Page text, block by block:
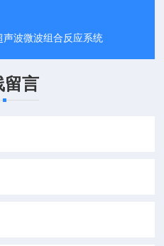
声波微波组合反应系统
留言